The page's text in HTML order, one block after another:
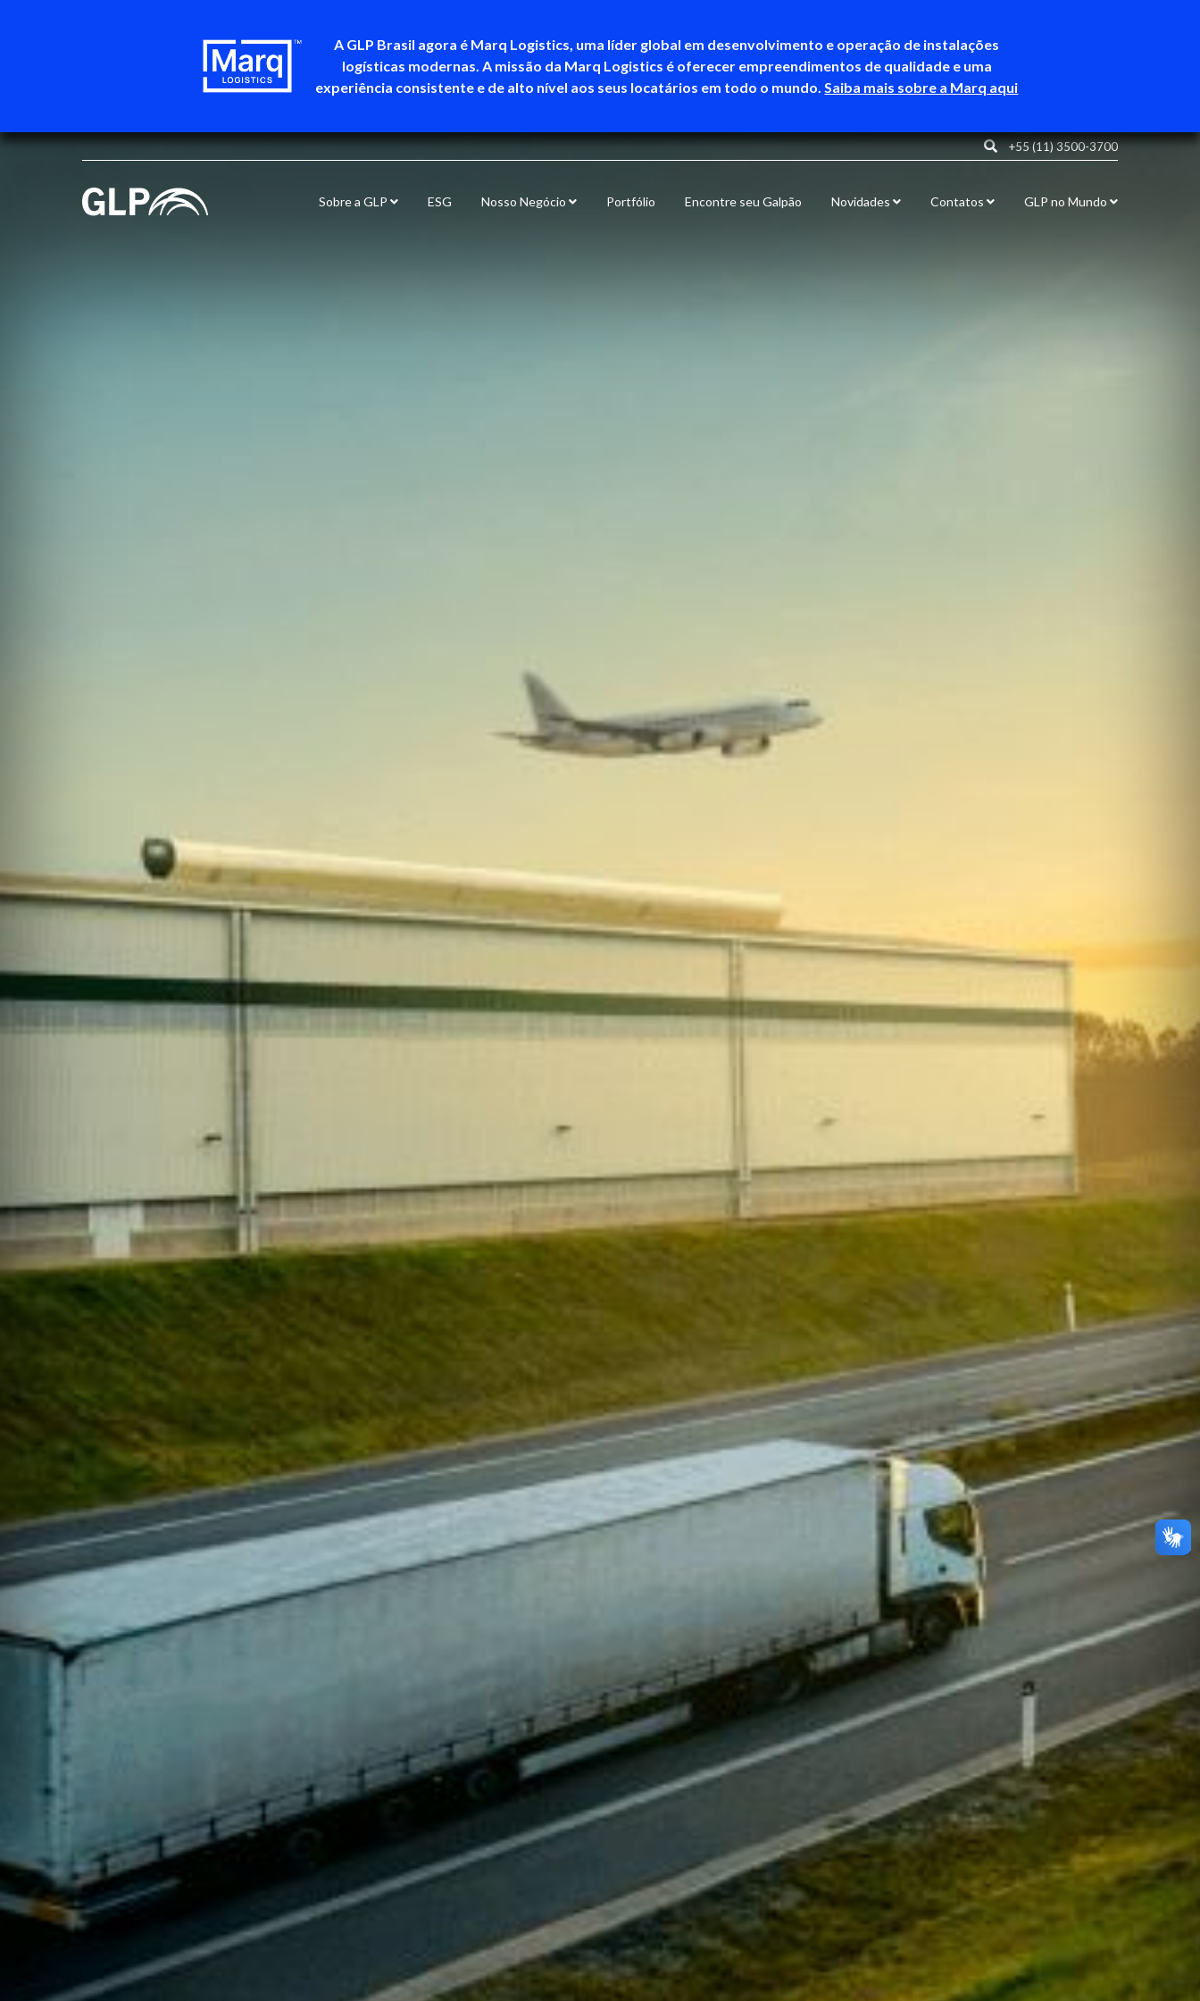
A GLP Brasil agora é Marq Logistics, uma líder global em desenvolvimento e operação de instalações
logísticas modernas. A missão da Marq Logistics é oferecer empreendimentos de qualidade e uma
experiência consistente e de alto nível aos seus locatários em todo o mundo. Saiba mais sobre a Marq aqui
+55 (11) 3500-3700
Sobre a GLP ESG Nosso Negócio Portfólio Encontre seu Galpão Novidades Contatos GLP no Mundo